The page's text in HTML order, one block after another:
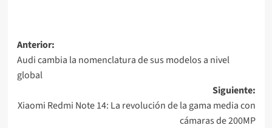
Navegación
de
entradas
Anterior:
Audi cambia la nomenclatura de sus modelos a nivel
global
Siguiente:
Xiaomi Redmi Note 14: La revolución de la gama media con
cámaras de 200MP